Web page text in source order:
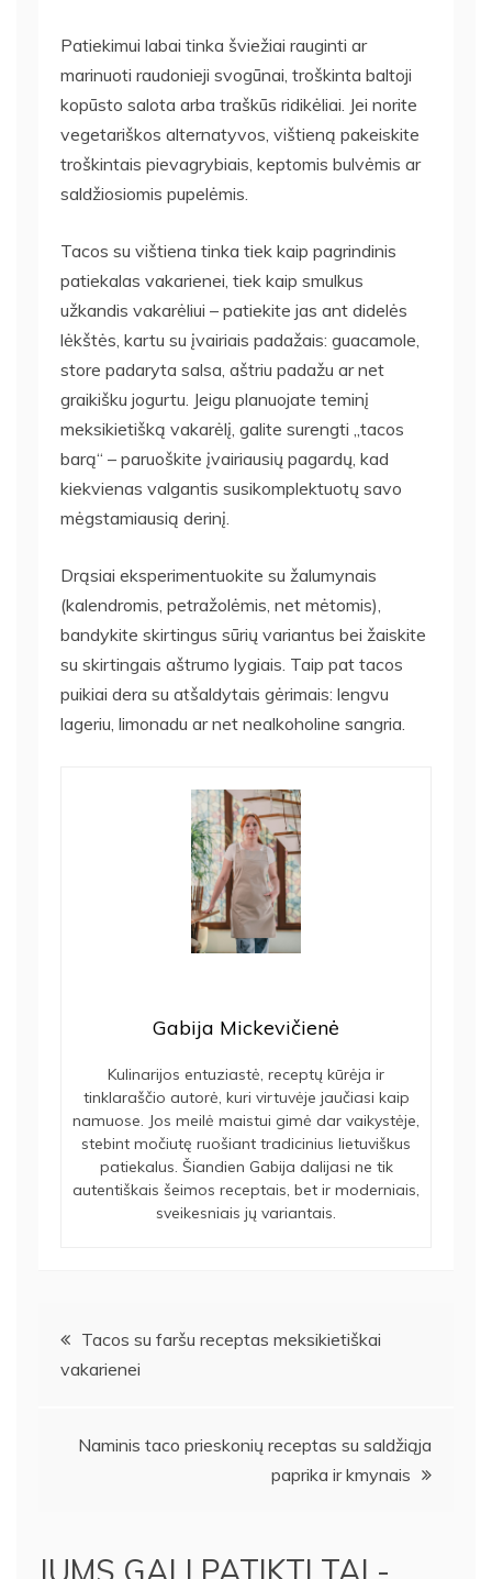
Patiekimui labai tinka šviežiai rauginti ar
marinuoti raudonieji svogūnai, troškinta baltoji
kopūsto salota arba traškūs ridikėliai. Jei norite
vegetariškos alternatyvos, vištieną pakeiskite
troškintais pievagrybiais, keptomis bulvėmis ar
saldžiosiomis pupelėmis.
Tacos su vištiena tinka tiek kaip pagrindinis
patiekalas vakarienei, tiek kaip smulkus
užkandis vakarėliui – patiekite jas ant didelės
lėkštės, kartu su įvairiais padažais: guacamole,
store padaryta salsa, aštriu padažu ar net
graikišku jogurtu. Jeigu planuojate teminį
meksikietišką vakarėlį, galite surengti „tacos
barą“ – paruoškite įvairiausių pagardų, kad
kiekvienas valgantis susikomplektuotų savo
mėgstamiausią derinį.
Drąsiai eksperimentuokite su žalumynais
(kalendromis, petražolėmis, net mėtomis),
bandykite skirtingus sūrių variantus bei žaiskite
su skirtingais aštrumo lygiais. Taip pat tacos
puikiai dera su atšaldytais gėrimais: lengvu
lageriu, limonadu ar net nealkoholine sangria.
Gabija Mickevičienė
Kulinarijos entuziastė, receptų kūrėja ir
tinklaraščio autorė, kuri virtuvėje jaučiasi kaip
namuose. Jos meilė maistui gimė dar vaikystėje,
stebint močiutę ruošiant tradicinius lietuviškus
patiekalus. Šiandien Gabija dalijasi ne tik
autentiškais šeimos receptais, bet ir moderniais,
sveikesniais jų variantais.
Navigacija
tarp
įrašų
Tacos su faršu receptas meksikietiškai
vakarienei
Naminis taco prieskonių receptas su saldžiąja
paprika ir kmynais
JUMS GALI PATIKTI TAI -